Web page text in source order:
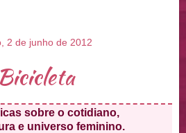
2 de junho de 2012
sobre o cotidiano,
e universo feminino.